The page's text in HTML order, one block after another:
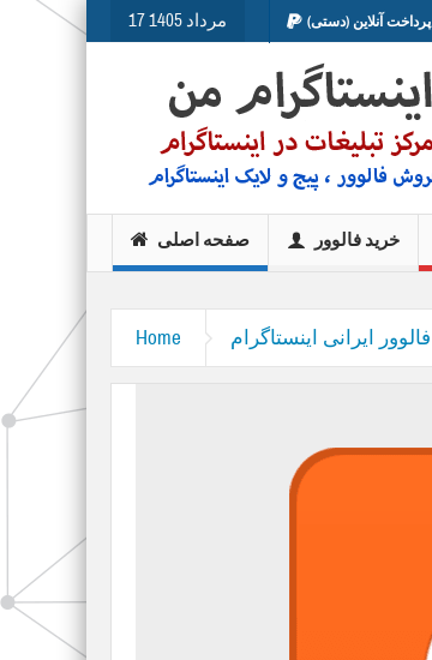
17 مرداد 1405 پرداخت آنلاین (دستی)
صفحه اصلی خرید فالوور
Home